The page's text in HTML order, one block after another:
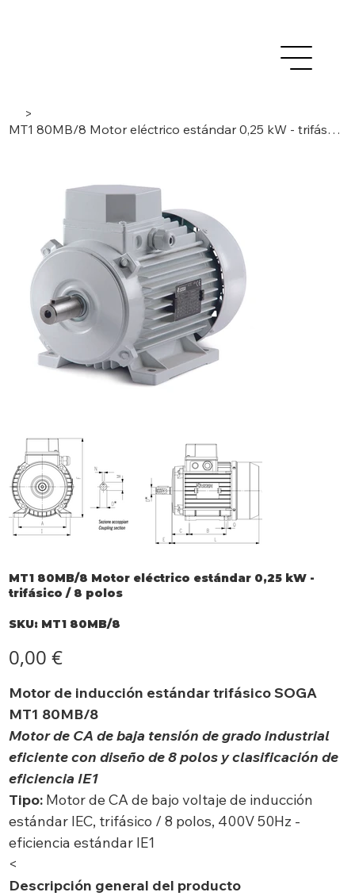
>
MT1 80MB/8 Motor eléctrico estándar 0,25 kW - trifásico / 8 polos
MT1 80MB/8 Motor eléctrico estándar 0,25 kW -
trifásico / 8 polos
SKU: SKU
MT1
MT1 80MB/8
0,00 €
Motor de inducción estándar trifásico SOGA
MT1 80MB/8
Motor de CA de baja tensión de grado industrial
eficiente con diseño de 8 polos y clasificación de
eficiencia IE1
Tipo:Motor de CA de bajo voltaje de inducción
estándar IEC, trifásico / 8 polos, 400V 50Hz -
eficiencia estándar IE1
<
Descripción general del producto